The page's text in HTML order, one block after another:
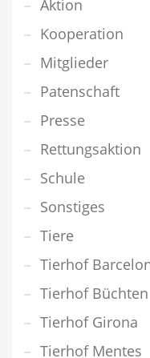
Aktion
Kooperation
Mitglieder
Patenschaft
Presse
Rettungsaktion
Schule
Sonstiges
Tiere
Tierhof
Tierhof Büchten
Tierhof Girona
Tierhof Mentes